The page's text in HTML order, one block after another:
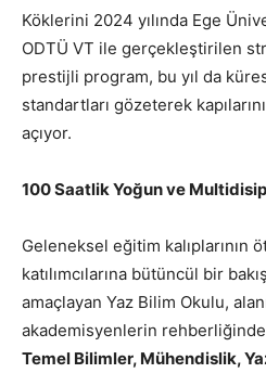
Köklerini 2024 yılında Ege
ODTÜ VT ile gerçekleştirilen
prestijli program, bu yıl da
standartları gözeterek
açıyor.
100 Saatlik Yoğun ve
Geleneksel eğitim kalıplarının
katılımcılarına bütüncül bir
amaçlayan Yaz Bilim Okulu,
akademisyenlerin
Temel Bilimler, Mühendislik,